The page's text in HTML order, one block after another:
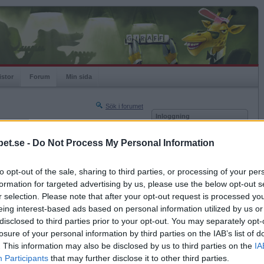
- Do Not Process My Personal Information
opt-out of the sale, sharing to third parties, or processing of your
for targeted advertising by us, please use the below opt-out
selection. Please note that after your opt-out request is processed
interest-based ads based on personal information utilized by us
to third parties prior to your opt-out. You may separately
of your personal information by third parties on the IAB’s list of
This information may also be disclosed by us to third parties on the
Participants that may further disclose it to other third parties.
Forum Min sida
Sök i forumet
Nästa sida »
2005-10-15 15:59
Inloggning
Kom ihåg mig
Glömt ditt lösenord?
Få ny aktiveringslänk
Betapet är gratis!